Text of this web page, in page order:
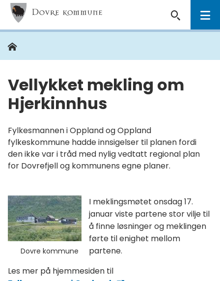
Dovre
kommune
Du
er
Hjem
Vellykket mekling om
Hjerkinnhus
Fylkesmannen i Oppland og Oppland
fylkeskommune hadde innsigelser til planen fordi
den ikke var i tråd med nylig vedtatt regional plan
for Dovrefjell og kommunens egne planer.
Dovre kommune
I meklingsmøtet onsdag 17.
januar viste partene stor vilje til
å finne løsninger og meklingen
førte til enighet mellom
partene.
Les mer på hjemmesiden til